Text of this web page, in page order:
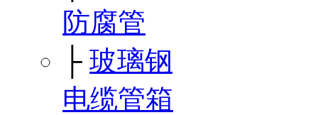
防腐管
├ 玻璃钢
电缆管箱